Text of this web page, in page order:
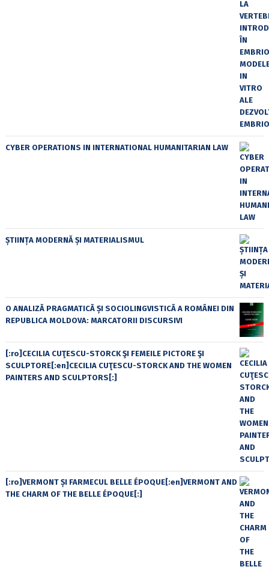
CYBER OPERATIONS IN INTERNATIONAL HUMANITARIAN LAW
ȘTIINȚA MODERNĂ ȘI MATERIALISMUL
O ANALIZĂ PRAGMATICĂ ȘI SOCIOLINGVISTICĂ A ROMÂNEI DIN
REPUBLICA MOLDOVA: MARCATORII DISCURSIVI
[:ro]CECILIA CUŢESCU-STORCK ŞI FEMEILE PICTORE ŞI
SCULPTORE[:en]CECILIA CUŢESCU-STORCK AND THE WOMEN
PAINTERS AND SCULPTORS[:]
[:ro]VERMONT ȘI FARMECUL BELLE ÉPOQUE[:en]VERMONT AND
THE CHARM OF THE BELLE ÉPOQUE[:]